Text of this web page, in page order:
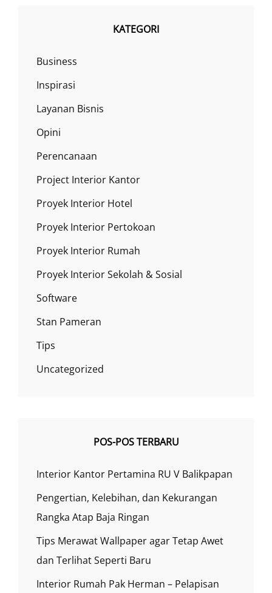
EFEKTIF
KATEGORI
Business
Inspirasi
Layanan Bisnis
Opini
Perencanaan
Project Interior Kantor
Proyek Interior Hotel
Proyek Interior Pertokoan
Proyek Interior Rumah
Proyek Interior Sekolah & Sosial
Software
Stan Pameran
Tips
Uncategorized
POS-POS TERBARU
Interior Kantor Pertamina RU V Balikpapan
Pengertian, Kelebihan, dan Kekurangan
Rangka Atap Baja Ringan
Tips Merawat Wallpaper agar Tetap Awet
dan Terlihat Seperti Baru
Interior Rumah Pak Herman – Pelapisan